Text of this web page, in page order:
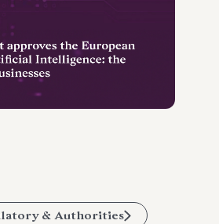
& Authorities